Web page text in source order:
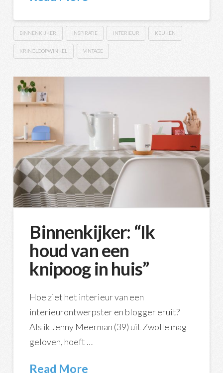
BINNENKIJKER INSPIRATIE INTERIEUR KEUKEN
KRINGLOOPWINKEL VINTAGE
Binnenkijker: “Ik
houd van een
knipoog in huis”
Hoe ziet het interieur van een
interieurontwerpster en blogger eruit?
Als ik Jenny Meerman (39) uit Zwolle mag
geloven, hoeft …
Read More